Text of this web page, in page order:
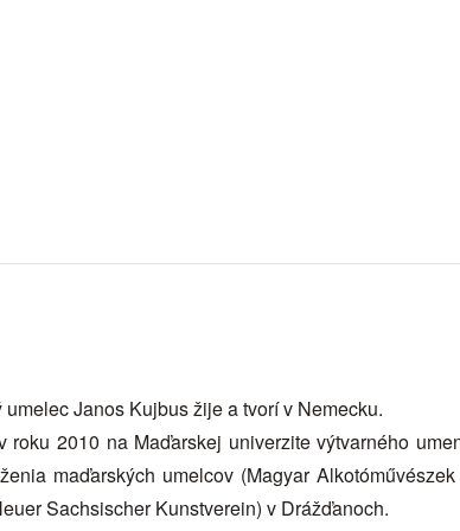
Janos Kujbus žije a tvorí v Nemecku.
2010 na Maďarskej univerzite výtvarného
maďarských umelcov (Magyar
Sachsischer Kunstverein) v Drážďanoch.